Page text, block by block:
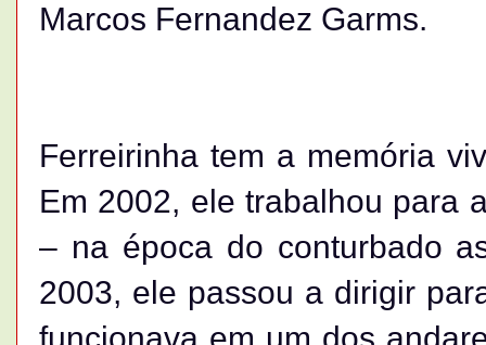
Marcos Fernandez Garms.
Ferreirinha tem a memória
Em 2002, ele trabalhou para
– na época do conturbado
2003, ele passou a dirigir